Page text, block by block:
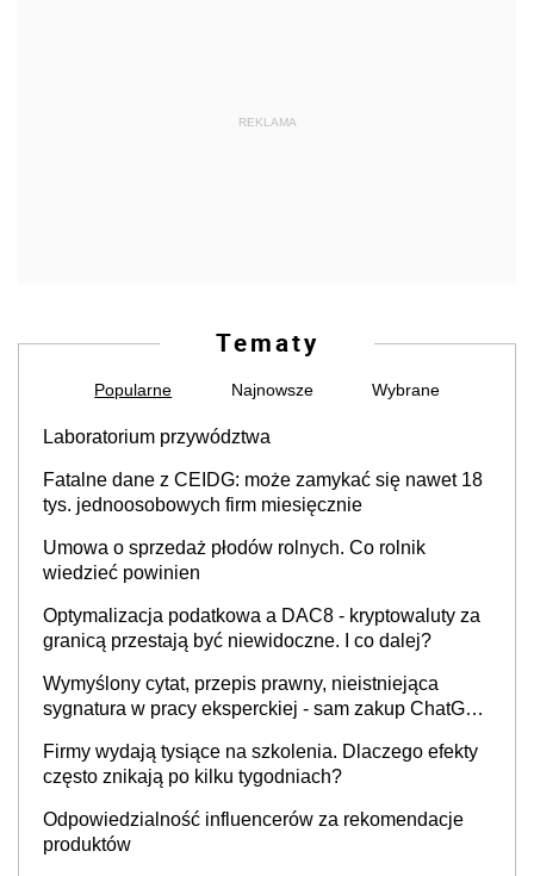
REKLAMA
Tematy
Popularne Najnowsze Wybrane
Laboratorium przywództwa
Fatalne dane z CEIDG: może zamykać się nawet 18
tys. jednoosobowych firm miesięcznie
Umowa o sprzedaż płodów rolnych. Co rolnik
wiedzieć powinien
Optymalizacja podatkowa a DAC8 - kryptowaluty za
granicą przestają być niewidoczne. I co dalej?
Wymyślony cytat, przepis prawny, nieistniejąca
sygnatura w pracy eksperckiej - sam zakup ChatGPT
Firmy wydają tysiące na szkolenia. Dlaczego efekty
często znikają po kilku tygodniach?
Odpowiedzialność influencerów za rekomendacje
produktów